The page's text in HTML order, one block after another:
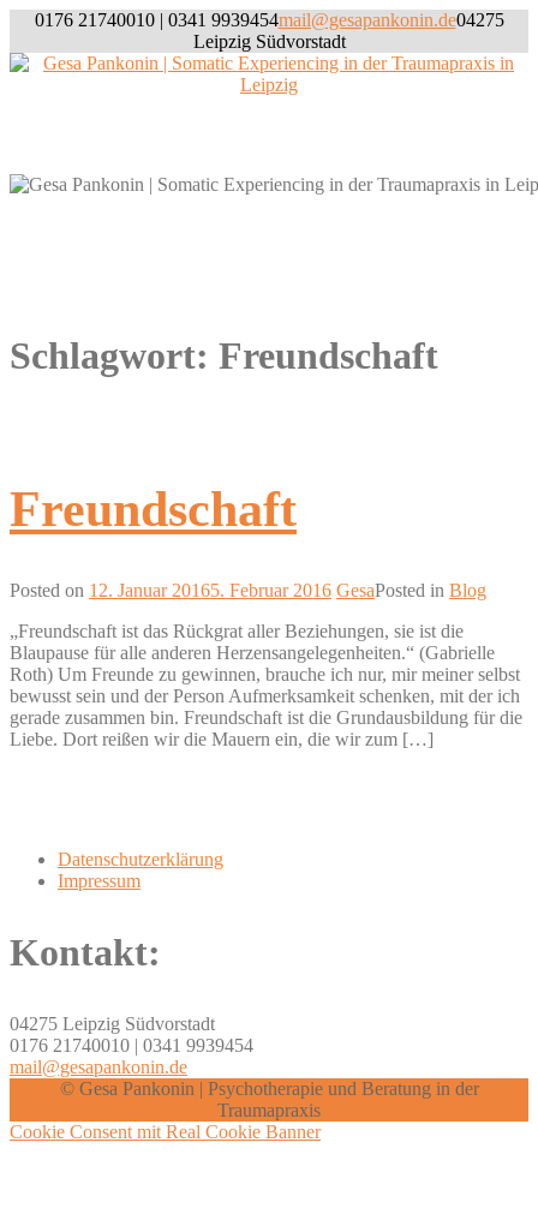
Skip
content
0176 21740010 | 0341 9939454mail@gesapankonin.de04275
Leipzig Südvorstadt
Schlagwort: Freundschaft
Freundschaft
Posted on 12. Januar 20165. Februar 2016 GesaPosted in Blog
„Freundschaft ist das Rückgrat aller Beziehungen, sie ist die
Blaupause für alle anderen Herzensangelegenheiten.“ (Gabrielle
Roth) Um Freunde zu gewinnen, brauche ich nur, mir meiner selbst
bewusst sein und der Person Aufmerksamkeit schenken, mit der ich
gerade zusammen bin. Freundschaft ist die Grundausbildung für die
Liebe. Dort reißen wir die Mauern ein, die wir zum […]
Datenschutzerklärung
Impressum
Kontakt:
04275 Leipzig Südvorstadt
0176 21740010 | 0341 9939454
mail@gesapankonin.de
© Gesa Pankonin | Psychotherapie und Beratung in der
Traumapraxis
Cookie Consent mit Real Cookie Banner